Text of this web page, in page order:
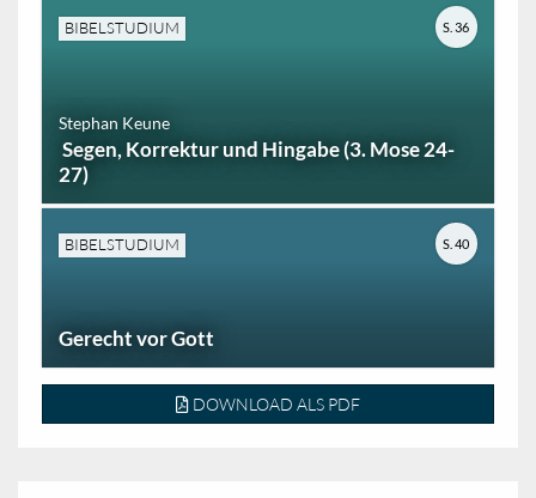
BIBELSTUDIUM
Stephan Keune
Segen, Korrektur und Hingabe (3. Mose 24-
27)
S. 36
BIBELSTUDIUM
Gerecht vor Gott
S. 40
DOWNLOAD ALS PDF